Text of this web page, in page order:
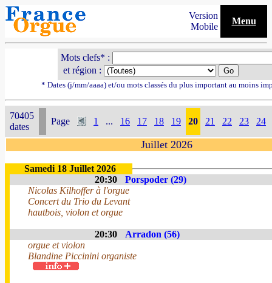
Version
Mobile
Menu
Mots clefs* :
et région :
* Dates (j/mm/aaaa) et/ou mots classés du plus important au moins
70405
dates
Page 1 ... 16 17 18 19 20 21 22 23 24
Juillet 2026
Samedi 18 Juillet 2026
20:30
Porspoder (29)
Nicolas Kilhoffer à l'orgue
Concert du Trio du Levant
hautbois, violon et orgue
20:30
Arradon (56)
orgue et violon
Blandine Piccinini organiste